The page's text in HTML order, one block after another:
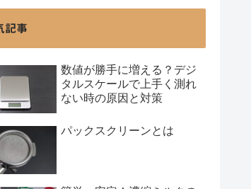
記事
数値が勝手に増える？デジ
タルスケールで上手く測れ
ない時の原因と対策
パックスクリーンとは